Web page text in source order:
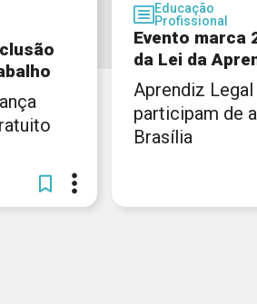
Educação
Profissional
Evento marca
da Lei da
Aprendiz
participam de
Brasília